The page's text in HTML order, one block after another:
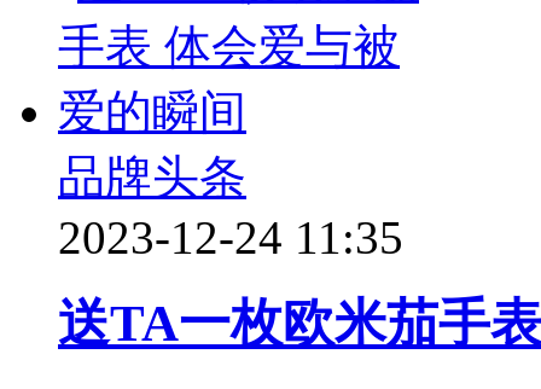
品牌头条
2023-12-24 11:35
送TA一枚欧米茄手